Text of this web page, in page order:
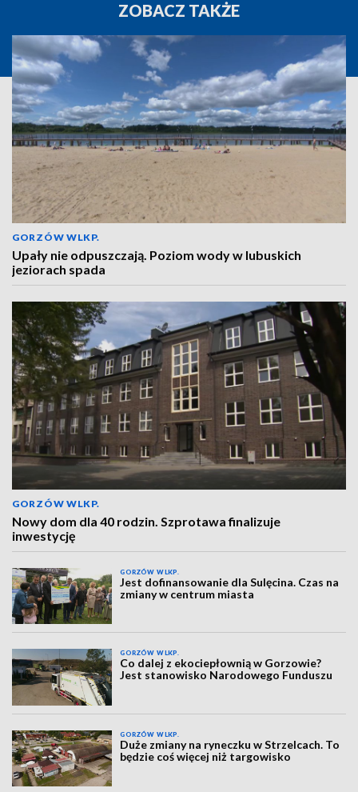
ZOBACZ TAKŻE
GORZÓW WLKP.
Upały nie odpuszczają. Poziom wody w lubuskich
jeziorach spada
GORZÓW WLKP.
Nowy dom dla 40 rodzin. Szprotawa finalizuje
inwestycję
GORZÓW WLKP.
Jest dofinansowanie dla Sulęcina. Czas na
zmiany w centrum miasta
GORZÓW WLKP.
Co dalej z ekociepłownią w Gorzowie?
Jest stanowisko Narodowego Funduszu
GORZÓW WLKP.
Duże zmiany na ryneczku w Strzelcach. To
będzie coś więcej niż targowisko